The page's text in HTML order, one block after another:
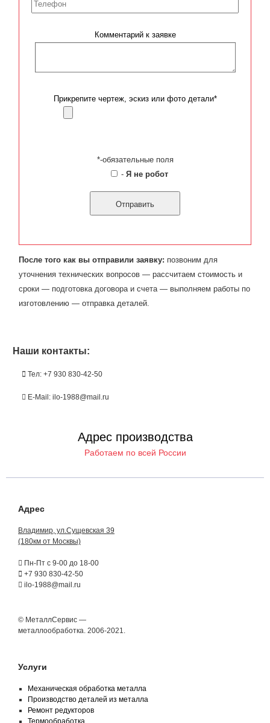
Комментарий к заявке
Прикрепите чертеж, эскиз или фото детали*
*-обязательные поля
- Я не робот
После того как вы отправили заявку: позвоним для
уточнения технических вопросов — рассчитаем стоимость и
сроки — подготовка договора и счета — выполняем работы по
изготовлению — отправка деталей.
Наши контакты:
Тел: +7 930 830-42-50
E-Mail: ilo-1988@mail.ru
Адрес производства
Работаем по всей России
Адрес
Владимир, ул.Сущевская 39
(180км от Москвы)
Пн-Пт с 9-00 до 18-00
+7 930 830-42-50
ilo-1988@mail.ru
© МеталлСервис —
металлообработка. 2006-2021.
Услуги
Механическая обработка металла
Производство деталей из металла
Ремонт редукторов
Термообработка